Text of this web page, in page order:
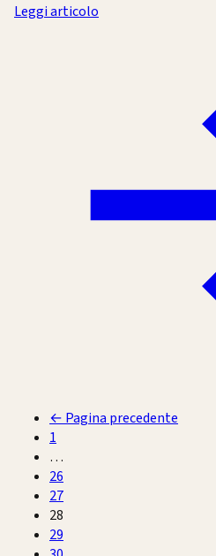
Leggi articolo
← Pagina precedente
1
…
26
27
28
29